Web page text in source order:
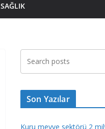
SAĞLIK
Son Yazılar
Kuru meyve sektörü 2